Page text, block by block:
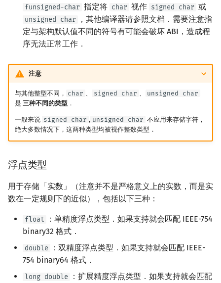
funsigned-char 指定将 char 视作 signed char 或
unsigned char
，其他编译器请参照文档．需要注意指
定与架构默认值不同的符号有可能会破坏 ABI，造成程
序无法正常工作．
注意
与其他整型不同， char 、 signed char 、
unsigned char
是 三种不同的类型 ．
一般来说 signed char , unsigned char 不应用来存储字符，
绝大多数情况下，这两种类型均被视作整数类型．
浮点类型
用于存储「实数」（注意并不是严格意义上的实数，而是实
数在一定规则下的近似），包括以下三种：
float
：单精度浮点类型．如果支持就会匹配 IEEE-754
binary32 格式．
double
：双精度浮点类型．如果支持就会匹配 IEEE-
754 binary64 格式．
long double
：扩展精度浮点类型．如果支持就会匹配